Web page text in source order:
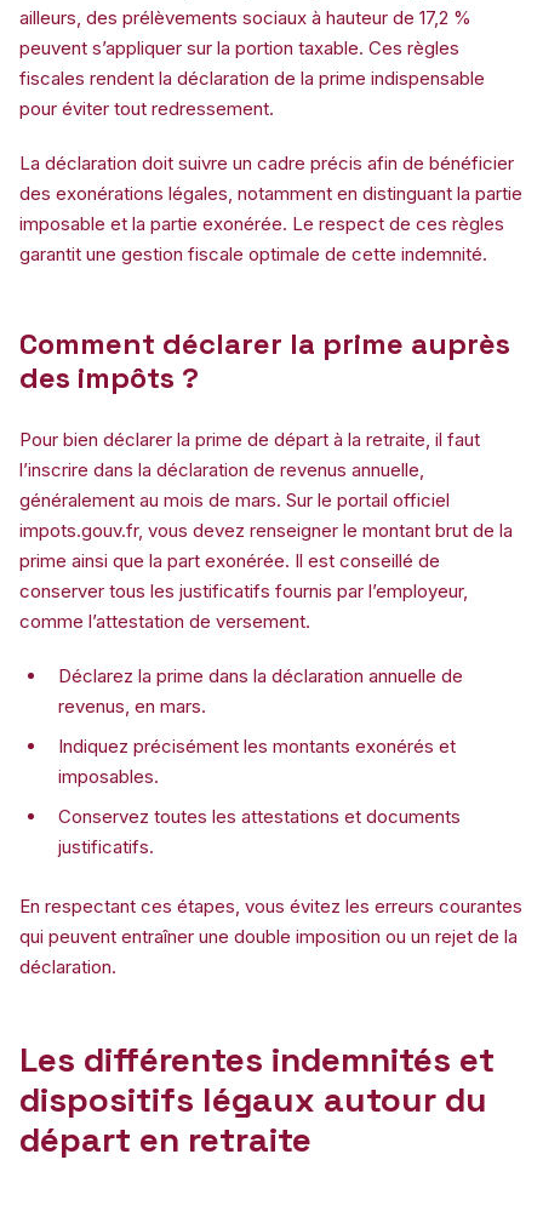
ailleurs, des prélèvements sociaux à hauteur de 17,2 %
peuvent s’appliquer sur la portion taxable. Ces règles
fiscales rendent la déclaration de la prime indispensable
pour éviter tout redressement.
La déclaration doit suivre un cadre précis afin de bénéficier
des exonérations légales, notamment en distinguant la partie
imposable et la partie exonérée. Le respect de ces règles
garantit une gestion fiscale optimale de cette indemnité.
Comment déclarer la prime auprès
des impôts ?
Pour bien déclarer la prime de départ à la retraite, il faut
l’inscrire dans la déclaration de revenus annuelle,
généralement au mois de mars. Sur le portail officiel
impots.gouv.fr, vous devez renseigner le montant brut de la
prime ainsi que la part exonérée. Il est conseillé de
conserver tous les justificatifs fournis par l’employeur,
comme l’attestation de versement.
Déclarez la prime dans la déclaration annuelle de
revenus, en mars.
Indiquez précisément les montants exonérés et
imposables.
Conservez toutes les attestations et documents
justificatifs.
En respectant ces étapes, vous évitez les erreurs courantes
qui peuvent entraîner une double imposition ou un rejet de la
déclaration.
Les différentes indemnités et
dispositifs légaux autour du
départ en retraite